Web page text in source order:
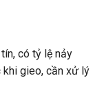
có tỷ lệ nảy
khi gieo, cần xử lý